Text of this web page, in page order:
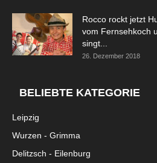
Rocco rockt jetzt
vom Fernsehkoch
singt...
26. Dezember 2018
BELIEBTE KATEGORIE
Leipzig
Wurzen - Grimma
Delitzsch - Eilenburg